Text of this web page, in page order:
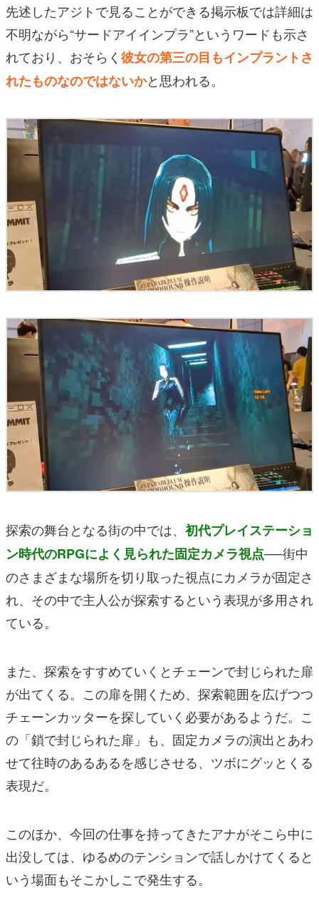
先述したアジトで見ることができる掲示板では詳細は
不明ながら“サードアイインプラ”というワードも示さ
れており、おそらく 彼女の第三の目もインプラントさ
れたものなのではないかと思われる。
探索の舞台となる街の中では、 初代プレイステーショ
ン時代のRPGによく見られた固定カメラ視点──街中
のさまざまな場所を切り取った視点にカメラが固定さ
れ、その中で主人公が探索するという表現が多用され
ている。
また、探索をすすめていくとチェーンで封じられた扉
が出てくる。この扉を開くため、探索範囲を広げつつ
チェーンカッターを探していく必要があるようだ。こ
の「鎖で封じられた扉」も、固定カメラの演出とあわ
せて往時のあるあるを感じさせる、ツボにグッとくる
表現だ。
このほか、今回の仕事を持ってきたアナがそこら中に
出没しては、ゆるめのテンションで話しかけてくると
いう場面もそこかしこで発生する。